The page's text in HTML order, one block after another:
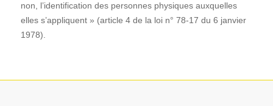
non, l’identification des personnes physiques auxquelles
elles s’appliquent » (article 4 de la loi n° 78-17 du 6 janvier
1978).